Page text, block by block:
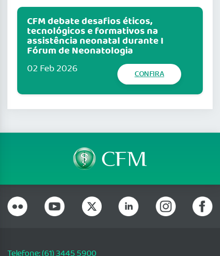
CFM debate desafios éticos,
tecnológicos e formativos na
assistência neonatal durante I
Fórum de Neonatologia
02 Feb 2026 CONFIRA